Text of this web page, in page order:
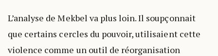
L’analyse de Mekbel va plus loin. Il soupçonnait
que certains cercles du pouvoir, utilisaient cette
violence comme un outil de réorganisation